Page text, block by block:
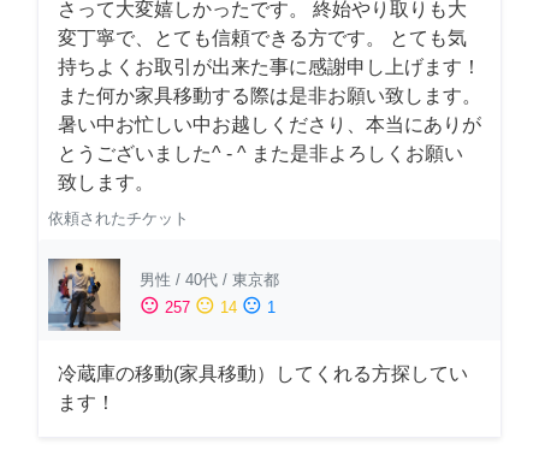
さって大変嬉しかったです。 終始やり取りも大
変丁寧で、とても信頼できる方です。 とても気
持ちよくお取引が出来た事に感謝申し上げます！
また何か家具移動する際は是非お願い致します。
暑い中お忙しい中お越しくださり、本当にありが
とうございました^ - ^ また是非よろしくお願い
致します。
依頼されたチケット
男性 / 40代 / 東京都
sentiment_satisfied 257 sentiment_neutral 14 sentiment_dissatisfied 1
冷蔵庫の移動(家具移動）してくれる方探してい
ます！